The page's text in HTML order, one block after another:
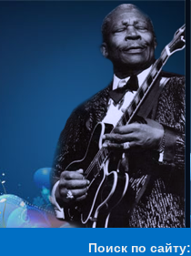
Поиск по сайту: